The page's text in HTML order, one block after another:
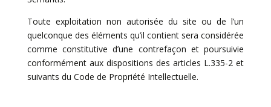
Toute exploitation non autorisée du site ou de l’un
quelconque des éléments qu’il contient sera considérée
comme constitutive d’une contrefaçon et poursuivie
conformément aux dispositions des articles L.335-2 et
suivants du Code de Propriété Intellectuelle.